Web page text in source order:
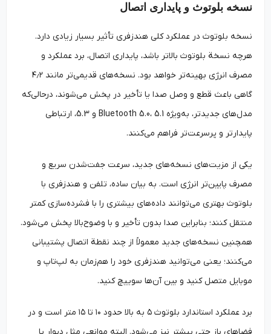
نسخه بلوتوث و پایداری اتصال
نسخه‌ بلوتوث در عملکرد کلی هندزفری تأثیر بسیار زیادی دارد.
هرچه نسخة بلوتوث بالاتر باشد، پایداری اتصال، برد عملکرد و
مصرف انرژی بهینه‌تر خواهد بود. نسخه‌های قدیمی‌تر مانند ۴٫۲
گاهی باعث قطع و وصل صدا یا تأخیر در پخش می‌شوند، درحالی‌که
مدل‌های جدیدتر، به‌ویژه Bluetooth 5.0، 5.1 و 5.3، ارتباطی
پایدارتر و پرسرعت‌تر فراهم می‌کنند.
یکی از مزیت‌های نسخه‌های جدید، سرعت جفت‌شدن سریع و
مصرف پایین‌تر انرژی است. به بیان ساده، تلفن و هندزفری با
بلوتوث بهتری می‌توانند داده‌های بیشتری را با فشرده‌سازی کمتر
منتقل کنند؛ بنابراین صدا بدون تأخیر و با وضوح‌بالا پخش می‌شود.
همچنین نسخه‌های جدید معمولاً از چند نقطة اتصال پشتیبانی
می‌کنند؛ یعنی می‌توانید هندزفری خود را هم‌زمان به لپ‌تاپ و
موبایل متصل کنید و بین آن‌ها سوییچ کنید.
برد عملکرد استاندارد بلوتوث ۵ به بالا حدود ۱۰ تا ۱۵ متر است و در